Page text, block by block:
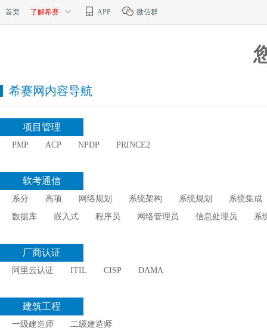
首页 了解希赛 APP 微信群
希赛网内容导航
项目管理
PMP ACP NPDP PRINCE2
软考通信
系分 高项 网络规划 系统架构 系统规划
系统集成
数据库
嵌入式 程序员 网络管理员 信息处理员 系
厂商认证
阿里云认证 ITIL CISP DAMA
建筑工程
一级建造师 二级建造师